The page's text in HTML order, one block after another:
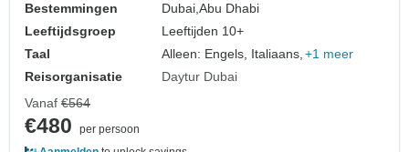
Bestemmingen
Dubai,Abu Dhabi
Leeftijdsgroep
Leeftijden 10+
Taal
Alleen: Engels, Italiaans, +1 meer
Reisorganisatie
Daytur Dubai
Vanaf €564
€480
per persoon